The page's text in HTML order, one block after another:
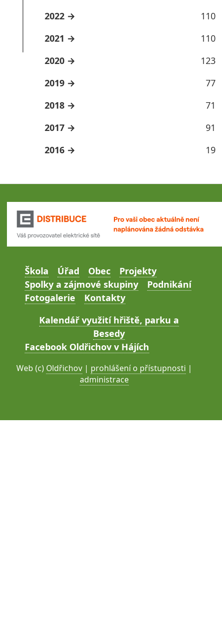
2022
110
2021
110
2020
123
2019
77
2018
71
2017
91
2016
19
Škola Úřad Obec
Projekty
Spolky a zájmové skupiny
Podnikání
Fotogalerie
Kontakty
Kalendář využití hřiště, parku a
Besedy
Facebook Oldřichov v Hájích
Web (c) Oldřichov | prohlášení o přístupnosti |
administrace